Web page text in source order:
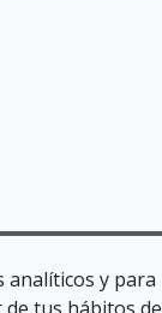
analíticos y para